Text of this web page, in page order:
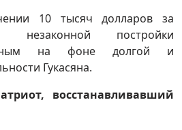
10 тысяч долларов за
незаконной постройки
на фоне долгой и
Гукасяна.
восстанавливавший